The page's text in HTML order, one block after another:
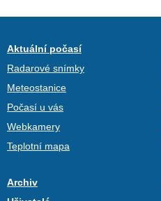
Aktuální počasí
Radarové snímky
Meteostanice
Počasí u vás
Webkamery
Teplotní mapa
Archiv